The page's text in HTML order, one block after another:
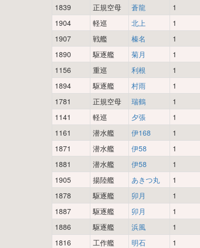
1839
正規空母 蒼龍 1
1904
軽巡 北上 1
1907
戦艦 榛名 1
1890
駆逐艦 菊月 1
1156
重巡 利根 1
1894
駆逐艦 村雨 1
1781
正規空母 瑞鶴 1
1141
軽巡 夕張 1
1161
潜水艦 伊168 1
1871
潜水艦 伊58 1
1881
潜水艦 伊58 1
1905
揚陸艦 あきつ丸 1
1878
駆逐艦 卯月 1
1887
駆逐艦 卯月 1
1886
駆逐艦 浜風 1
1816
工作艦 明石 1